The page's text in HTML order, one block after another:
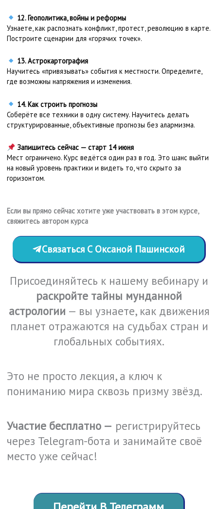
12. Геополитика, войны и реформы
Узнаете, как распознать конфликт, протест, революцию в карте.
Построите сценарии для «горячих точек».
13. Астрокартография
Научитесь «привязывать» события к местности. Определите,
где возможны напряжения и изменения.
14. Как строить прогнозы
Соберёте все техники в одну систему. Научитесь делать
структурированные, объективные прогнозы без алармизма.
Запишитесь сейчас — старт 14 июня
Мест ограничено. Курс ведётся один раз в год. Это шанс выйти
на новый уровень практики и видеть то, что скрыто за
горизонтом.
Если вы прямо сейчас хотите уже участвовать в этом курсе,
свяжитесь автором курса
Связаться С Оксаной Пашинской
Присоединяйтесь к нашему вебинару и
раскройте тайны мунданной
астрологии — вы узнаете, как движения
планет отражаются на судьбах стран и
глобальных событиях.
Это не просто лекция, а ключ к
пониманию мира сквозь призму звёзд.
Участие бесплатно — регистрируйтесь
через Telegram-бота и занимайте своё
место уже сейчас!